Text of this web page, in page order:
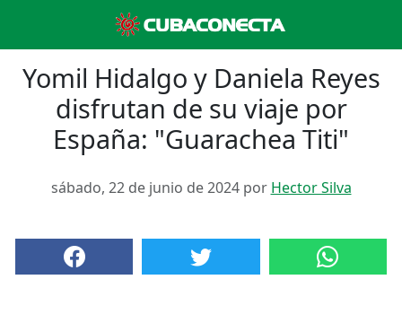
Yomil Hidalgo y Daniela Reyes
disfrutan de su viaje por
España: "Guarachea Titi"
sábado, 22 de junio de 2024 por Hector Silva